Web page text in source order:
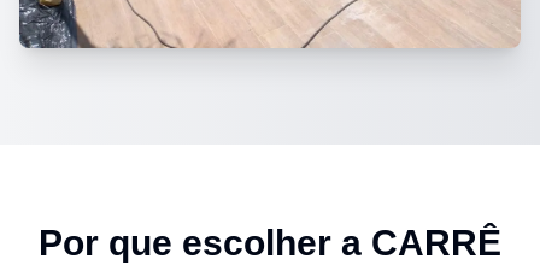
Por que escolher a CARRÊ